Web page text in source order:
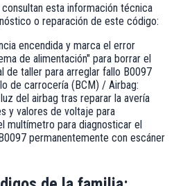
esta información técnica
o reparación de este código:
encendida y marca el error
de alimentación" para borrar el
de taller para arreglar fallo B0097
de carrocería (BCM) / Airbag:
del airbag tras reparar la avería
y valores de voltaje para
multímetro para diagnosticar el
permanentemente con escáner